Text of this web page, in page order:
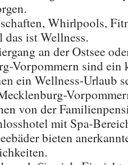
Whirlpools,
das ist Wellness.
an der Ostsee
Vorpommern sind
ein Wellness-Urlaub
von der
mit Spa-
bieten